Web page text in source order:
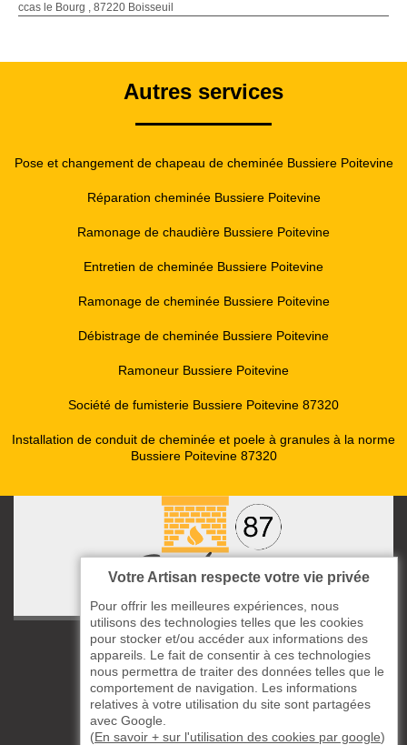
ccas le Bourg , 87220 Boisseuil
Autres services
Pose et changement de chapeau de cheminée Bussiere Poitevine
Réparation cheminée Bussiere Poitevine
Ramonage de chaudière Bussiere Poitevine
Entretien de cheminée Bussiere Poitevine
Ramonage de cheminée Bussiere Poitevine
Débistrage de cheminée Bussiere Poitevine
Ramoneur Bussiere Poitevine
Société de fumisterie Bussiere Poitevine 87320
Installation de conduit de cheminée et poele à granules à la norme
Bussiere Poitevine 87320
ccas le Bourg
87220 Boisseuil
05 33 06 14 49
06 37 57 44 80
Votre Artisan respecte votre vie privée
Pour offrir les meilleures expériences, nous
utilisons des technologies telles que les cookies
pour stocker et/ou accéder aux informations des
appareils. Le fait de consentir à ces technologies
nous permettra de traiter des données telles que le
comportement de navigation. Les informations
relatives à votre utilisation du site sont partagées
avec Google.
(En savoir + sur l'utilisation des cookies par google)